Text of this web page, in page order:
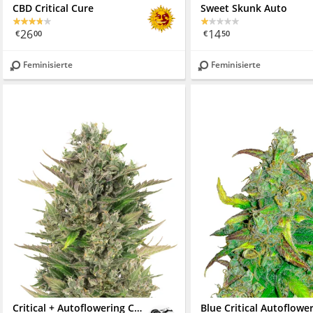
CBD Critical Cure
€2600
Feminisierte
Sweet Skunk Auto
€1450
Feminisierte
Critical + Autoflowering CBD Blue Critical